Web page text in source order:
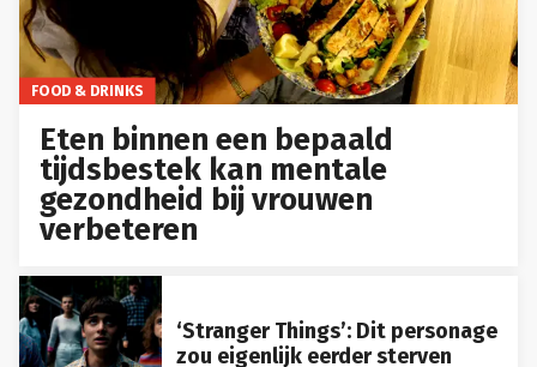
FOOD & DRINKS
Eten binnen een bepaald
tijdsbestek kan mentale
gezondheid bij vrouwen
verbeteren
‘Stranger Things’: Dit personage
zou eigenlijk eerder sterven